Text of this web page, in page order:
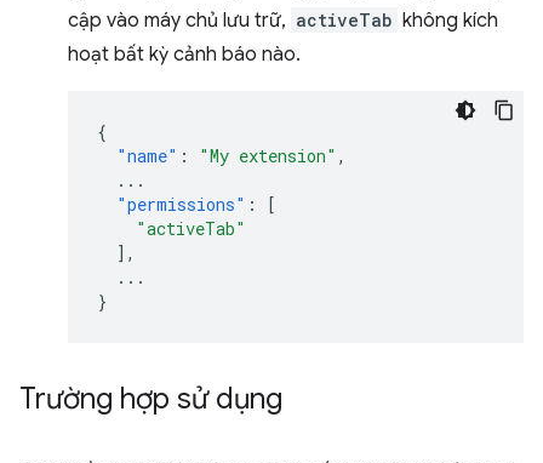
cập vào máy chủ lưu trữ, activeTab không kích
hoạt bất kỳ cảnh báo nào.
{
"name" : "My extension" ,
...
"permissions" :
[
"activeTab"
],
...
}
Trường hợp sử dụng